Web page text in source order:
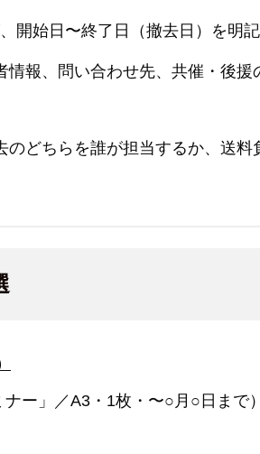
開始日〜終了日（撤去日）を明記
情報、問い合わせ先、共催・後援
のどちらを誰が担当するか、送料
ー」／A3・1枚・〜○月○日まで）